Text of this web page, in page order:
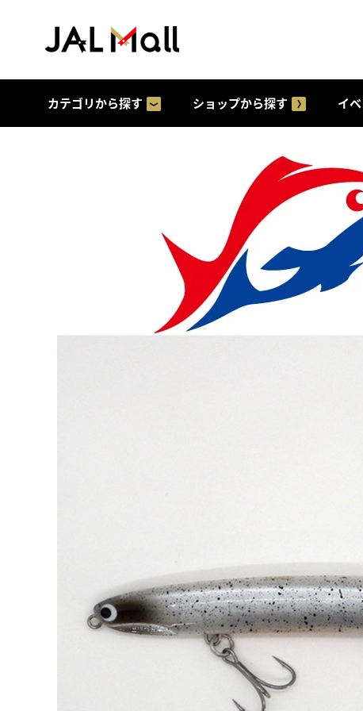
カテゴリから探す ショップから探す イ